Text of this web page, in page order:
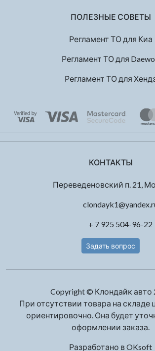
ПОЛЕЗНЫЕ СОВЕТЫ
Регламент ТО для Киа
Регламент ТО для
Регламент ТО для
КОНТАКТЫ
Переведеновский п. 21,
+ 7 925 504-96-22
Задать вопрос
Copyright © Клондайк авто
При отсутствии товара на складе
ориентировочно. Она будет
оформлении заказа.
Разработано в OKsoft